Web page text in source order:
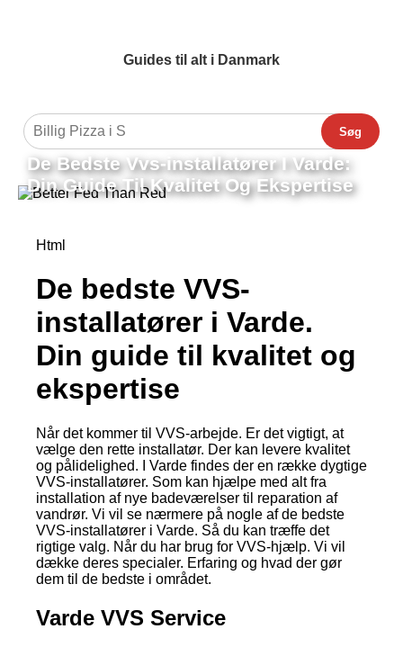
Guides til alt i Danmark
Søg
De Bedste Vvs-installatører I Varde:
Din Guide Til Kvalitet Og Ekspertise
Html
De bedste VVS-
installatører i Varde.
Din guide til kvalitet og
ekspertise
Når det kommer til VVS-arbejde. Er det vigtigt, at
vælge den rette installatør. Der kan levere kvalitet
og pålidelighed. I Varde findes der en række dygtige
VVS-installatører. Som kan hjælpe med alt fra
installation af nye badeværelser til reparation af
vandrør. Vi vil se nærmere på nogle af de bedste
VVS-installatører i Varde. Så du kan træffe det
rigtige valg. Når du har brug for VVS-hjælp. Vi vil
dække deres specialer. Erfaring og hvad der gør
dem til de bedste i området.
Varde VVS Service